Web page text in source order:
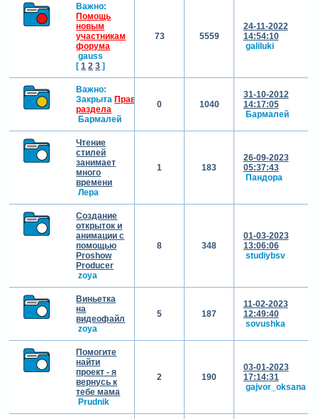
Важно:
Помощь
новым
участникам
форума
gauss
[ 1 2 3 ]
73 5559
24-11-2022
14:54:10
galiluki
Важно:
ЗакрытаПравила
раздела
Бармалей
0 1040
31-10-2012
14:17:05
Бармалей
Чтение
стилей
занимает
много
времени
Лера
1 183
26-09-2023
05:37:43
Пандора
Создание
открыток и
анимации с
помощью
Proshow
Producer
zoya
8 348
01-03-2023
13:06:06
studiybsv
Виньетка
на
видеофайл
zoya
5 187
11-02-2023
12:49:40
sovushka
Помогите
найти
проект - я
вернусь к
тебе мама
Prudnik
2 190
03-01-2023
17:14:31
gajvor_oksana